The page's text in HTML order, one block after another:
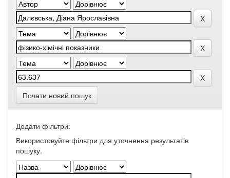
Почати новий пошук
Додати фільтри:
Використовуйте фільтри для уточнення результатів
пошуку.